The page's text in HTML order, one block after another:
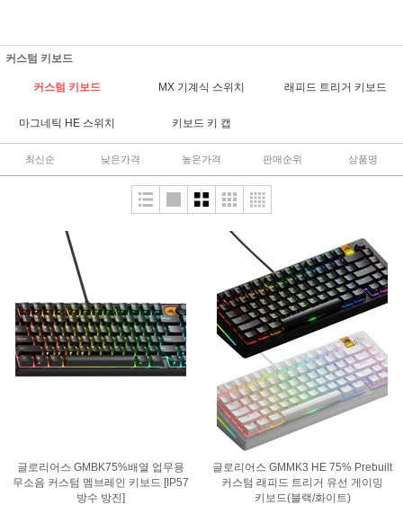
커스텀 키보드
커스텀 키보드 MX 기계식 스위치 래피드 트리거 키보드
마그네틱 HE 스위치 키보드 키 캡
최신순 낮은가격 높은가격 판매순위 상품명
글로리어스 GMBK75%배열 업무용
무소음 커스텀 멤브레인 키보드 [IP57
방수 방진]
글로리어스 GMMK3 HE 75% Prebuilt
커스텀 래피드 트리거 유선 게이밍
키보드(블랙/화이트)